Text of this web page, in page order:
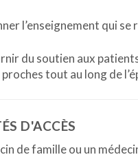
l’enseignement qui se
du soutien aux
proches tout au long de
D'ACCÈS
de famille ou un